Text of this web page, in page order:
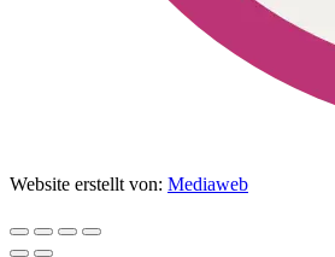
Website erstellt von: Mediaweb